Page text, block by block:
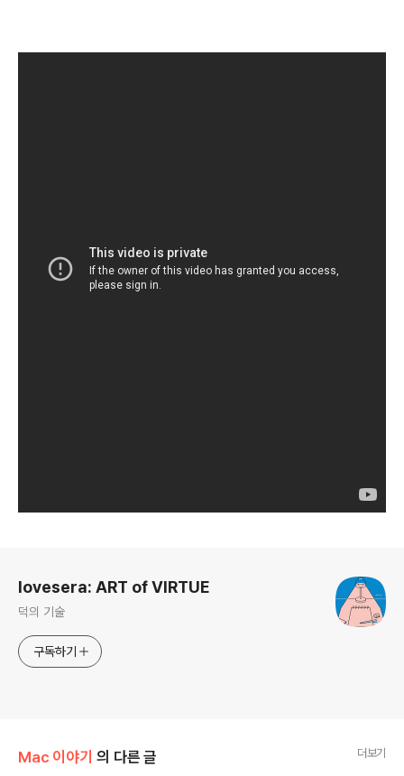
lovesera: ART of VIRTUE
덕의 기술
구독하기
Mac 이야기 의 다른 글 더보기